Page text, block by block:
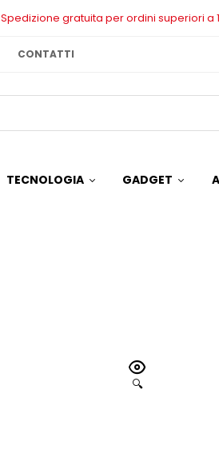
Spedizione gratuita per ordini superiori a
CONTATTI
TECNOLOGIA GADGET
🔍